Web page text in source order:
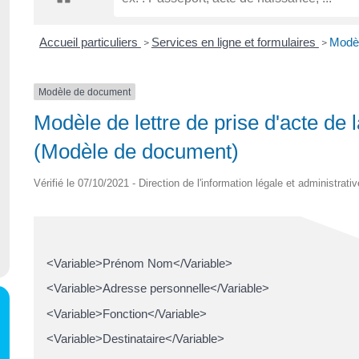
Accueil particuliers > Services en ligne et formulaires >
Modèle de document
Modèle de lettre de prise d'acte de
(Modèle de document)
Vérifié le 07/10/2021 - Direction de l'information légale et
<Variable>Prénom Nom</Variable>
<Variable>Adresse personnelle</Variable>
<Variable>Fonction</Variable>
<Variable>Destinataire</Variable>